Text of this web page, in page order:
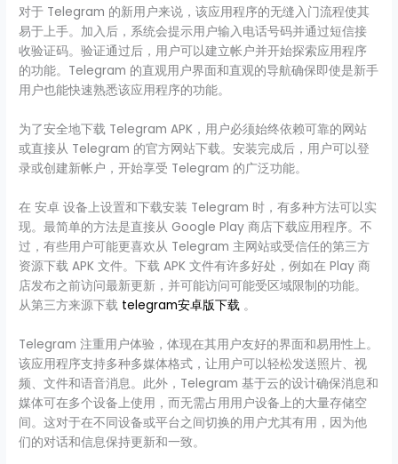
对于 Telegram 的新用户来说，该应用程序的无缝入门流程使其
易于上手。加入后，系统会提示用户输入电话号码并通过短信接
收验证码。验证通过后，用户可以建立帐户并开始探索应用程序
的功能。Telegram 的直观用户界面和直观的导航确保即使是新手
用户也能快速熟悉该应用程序的功能。
为了安全地下载 Telegram APK，用户必须始终依赖可靠的网站
或直接从 Telegram 的官方网站下载。安装完成后，用户可以登
录或创建新帐户，开始享受 Telegram 的广泛功能。
在 安卓 设备上设置和下载安装 Telegram 时，有多种方法可以实
现。最简单的方法是直接从 Google Play 商店下载应用程序。不
过，有些用户可能更喜欢从 Telegram 主网站或受信任的第三方
资源下载 APK 文件。下载 APK 文件有许多好处，例如在 Play 商
店发布之前访问最新更新，并可能访问可能受区域限制的功能。
从第三方来源下载 telegram安卓版下载 。
Telegram 注重用户体验，体现在其用户友好的界面和易用性上。
该应用程序支持多种多媒体格式，让用户可以轻松发送照片、视
频、文件和语音消息。此外，Telegram 基于云的设计确保消息和
媒体可在多个设备上使用，而无需占用用户设备上的大量存储空
间。这对于在不同设备或平台之间切换的用户尤其有用，因为他
们的对话和信息保持更新和一致。